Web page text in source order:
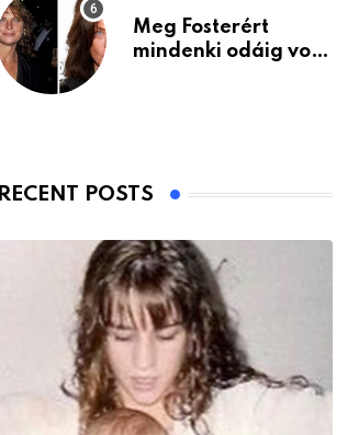
Meg Fosterért
mindenki odáig volt
RECENT POSTS